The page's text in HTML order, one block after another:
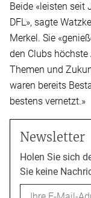
Beide «leisten seit
DFL», sagte
Merkel. Sie
den Clubs
Themen und
waren bereits
bestens vernetzt.»
Newsletter
Holen Sie sich
Sie keine
Email